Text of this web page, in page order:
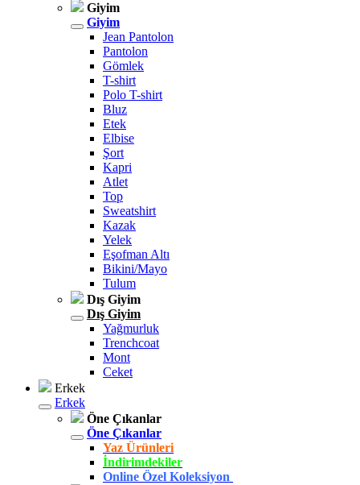
Giyim
Giyim
Jean Pantolon
Pantolon
Gömlek
T-shirt
Polo T-shirt
Bluz
Etek
Elbise
Şort
Kapri
Atlet
Top
Sweatshirt
Kazak
Yelek
Eşofman Altı
Bikini/Mayo
Tulum
Dış Giyim
Dış Giyim
Yağmurluk
Trenchcoat
Mont
Ceket
Erkek
Erkek
Öne Çıkanlar
Öne Çıkanlar
Yaz Ürünleri
İndirimdekiler
Online Özel Koleksiyon